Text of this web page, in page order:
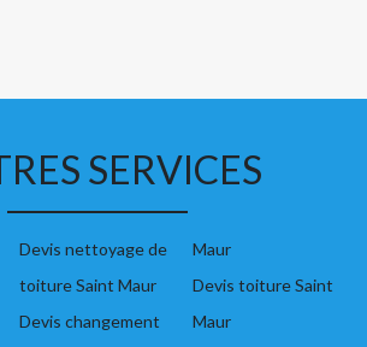
SERVICES
Devis nettoyage de
toiture Saint Maur
Devis changement
Maur
Devis toiture Saint
Maur